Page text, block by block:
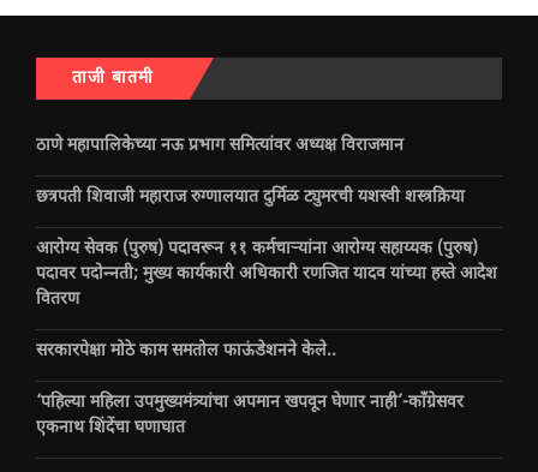
ताजी बातमी
ठाणे महापालिकेच्या नऊ प्रभाग समित्यांवर अध्यक्ष विराजमान
छत्रपती शिवाजी महाराज रुग्णालयात दुर्मिळ ट्युमरची यशस्वी शस्त्रक्रिया
आरोग्य सेवक (पुरुष) पदावरून ११ कर्मचाऱ्यांना आरोग्य सहाय्यक (पुरुष)
पदावर पदोन्नती; मुख्य कार्यकारी अधिकारी रणजित यादव यांच्या हस्ते आदेश
वितरण
सरकारपेक्षा मोठे काम समतोल फाऊंडेशनने केले..
‘पहिल्या महिला उपमुख्यमंत्र्यांचा अपमान खपवून घेणार नाही’-काँग्रेसवर
एकनाथ शिंदेंचा घणाघात